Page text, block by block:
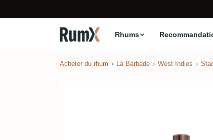
Rhums
Acheter du rhum La Barbade West Indies